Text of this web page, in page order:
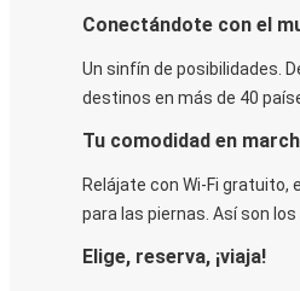
Conectándote con el
Un sinfín de posibilidades.
destinos en más de 40
Tu comodidad en
Relájate con Wi-Fi
para las piernas. Así son
Elige, reserva, ¡viaja!